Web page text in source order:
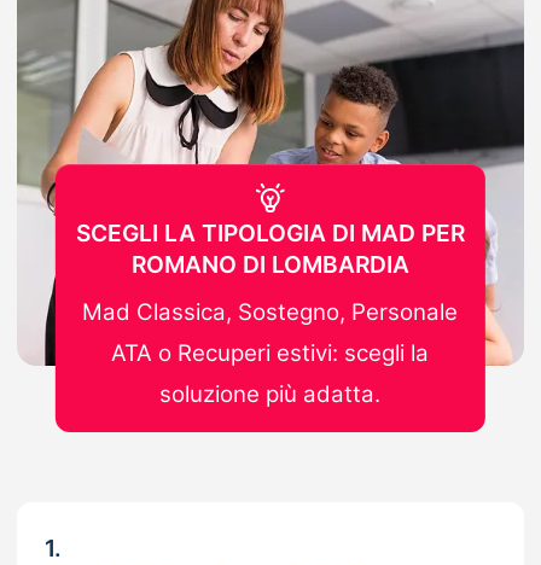
1.
SCEGLI LA TIPOLOGIA DI MAD PER
ROMANO DI LOMBARDIA
Mad Classica, Sostegno, Personale
ATA o Recuperi estivi: scegli la
soluzione più adatta.